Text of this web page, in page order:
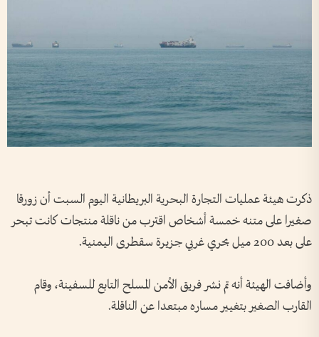
ذكرت ​هيئة عمليات التجارة البحرية البريطانية اليوم السبت ⁠أن زورقا
صغيرا على متنه ‌خمسة أشخاص اقترب ‌من ناقلة منتجات ‌كانت تبحر
‌على ‌بعد 200 ميل ​بحري ‌غربي جزيرة ​سقطرى ⁠اليمنية.
وأضافت الهيئة ​أنه ⁠تم نشر فريق ⁠الأمن ⁠المسلح التابع للسفينة، وقام
القارب الصغير بتغيير مساره ‌مبتعدا عن الناقلة.